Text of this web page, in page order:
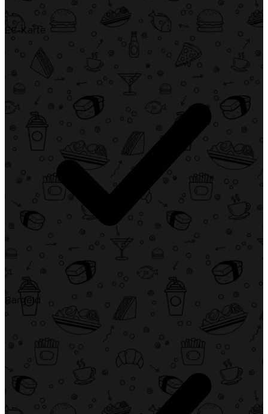
EC-Karte
Bargeld